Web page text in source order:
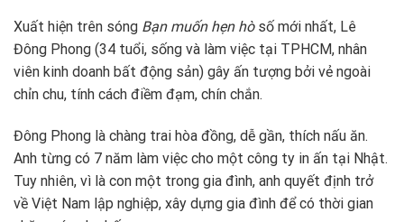
Xuất hiện trên sóng Bạn muốn hẹn hòsố mới nhất, Lê
Đông Phong (34 tuổi, sống và làm việc tại TPHCM, nhân
viên kinh doanh bất động sản) gây ấn tượng bởi vẻ ngoài
chỉn chu, tính cách điềm đạm, chín chắn.
Đông Phong là chàng trai hòa đồng, dễ gần, thích nấu ăn.
Anh từng có 7 năm làm việc cho một công ty in ấn tại Nhật.
Tuy nhiên, vì là con một trong gia đình, anh quyết định trở
về Việt Nam lập nghiệp, xây dựng gia đình để có thời gian